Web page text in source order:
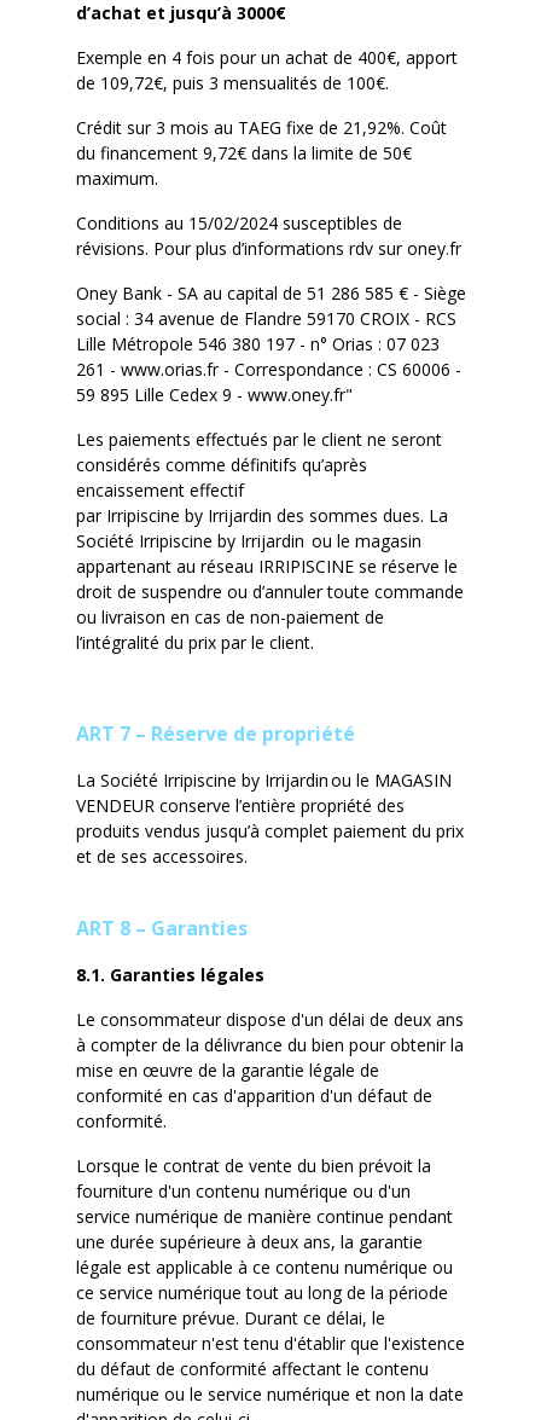
d’achat et jusqu’à 3000€
Exemple en 4 fois pour un achat de 400€, apport
de 109,72€, puis 3 mensualités de 100€.
Crédit sur 3 mois au TAEG fixe de 21,92%. Coût
du financement 9,72€ dans la limite de 50€
maximum.
Conditions au 15/02/2024 susceptibles de
révisions. Pour plus d’informations rdv suroney.fr
Oney Bank - SA au capital de 51 286 585 € - Siège
social : 34 avenue de Flandre 59170 CROIX - RCS
Lille Métropole 546 380 197 - n° Orias : 07 023
261 - www.orias.fr - Correspondance : CS 60006 -
59 895 Lille Cedex 9 - www.oney.fr"
Les paiements effectués par le client ne seront
considérés comme définitifs qu’après
encaissement effectif
par Irripiscine by Irrijardin des sommes dues. La
Société Irripiscine by Irrijardin ou le magasin
appartenant au réseau IRRIPISCINE se réserve le
droit de suspendre ou d’annuler toute commande
ou livraison en cas de non-paiement de
l’intégralité du prix par le client.
ART 7 – Réserve de propriété
La Société Irripiscine by Irrijardinou le MAGASIN
VENDEUR conserve l’entière propriété des
produits vendus jusqu’à complet paiement du prix
et de ses accessoires.
ART 8 – Garanties
8.1. Garanties légales
Le consommateur dispose d'un délai de deux ans
à compter de la délivrance du bien pour obtenir la
mise en œuvre de la garantie légale de
conformité en cas d'apparition d'un défaut de
conformité.
Lorsque le contrat de vente du bien prévoit la
fourniture d'un contenu numérique ou d'un
service numérique de manière continue pendant
une durée supérieure à deux ans, la garantie
légale est applicable à ce contenu numérique ou
ce service numérique tout au long de la période
de fourniture prévue. Durant ce délai, le
consommateur n'est tenu d'établir que l'existence
du défaut de conformité affectant le contenu
numérique ou le service numérique et non la date